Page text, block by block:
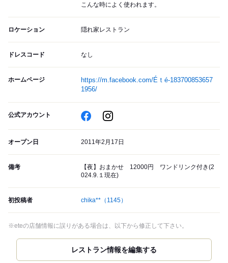
こんな時によく使われます。
ロケーション 隠れ家レストラン
ドレスコード なし
ホームページ
https://m.facebook.com/Éｔé-183700853657
1956/
公式アカウント
オープン日 2011年2月17日
備考
【夜】おまかせ 12000円 ワンドリンク付き(2
024.9.１現在)
初投稿者 chika** （1145）
※eteの店舗情報に誤りがある場合は、以下から修正して下さい。